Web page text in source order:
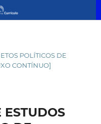
POLÍTICOS DE
CONTÍNUO]